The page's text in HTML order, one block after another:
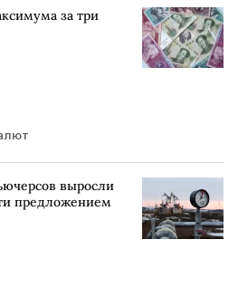
за три
выросли
предложением